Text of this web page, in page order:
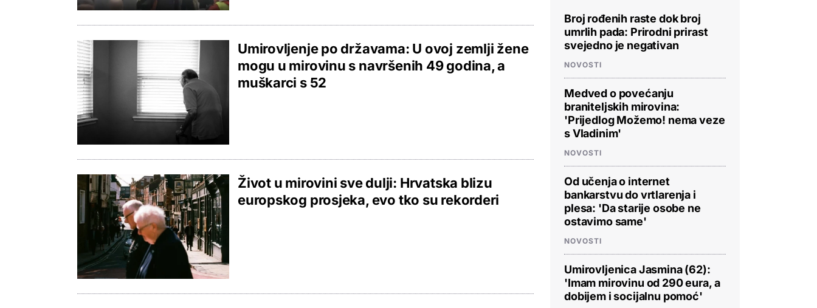
Umirovljenje po državama: U ovoj zemlji žene
mogu u mirovinu s navršenih 49 godina, a
muškarci s 52
Život u mirovini sve dulji: Hrvatska blizu
europskog prosjeka, evo tko su rekorderi
Broj rođenih raste dok broj
umrlih pada: Prirodni prirast
svejedno je negativan
NOVOSTI
Medved o povećanju
braniteljskih mirovina:
'Prijedlog Možemo! nema veze
s Vladinim'
NOVOSTI
Od učenja o internet
bankarstvu do vrtlarenja i
plesa: 'Da starije osobe ne
ostavimo same'
NOVOSTI
Umirovljenica Jasmina (62):
'Imam mirovinu od 290 eura, a
dobijem i socijalnu pomoć'